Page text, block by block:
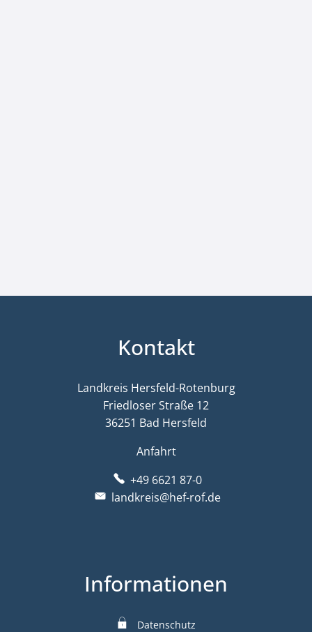
Kontakt
Landkreis Hersfeld-Rotenburg
Friedloser Straße 12
36251 Bad Hersfeld
Anfahrt
+49 6621 87-0
landkreis@hef-rof.de
Informationen
Datenschutz